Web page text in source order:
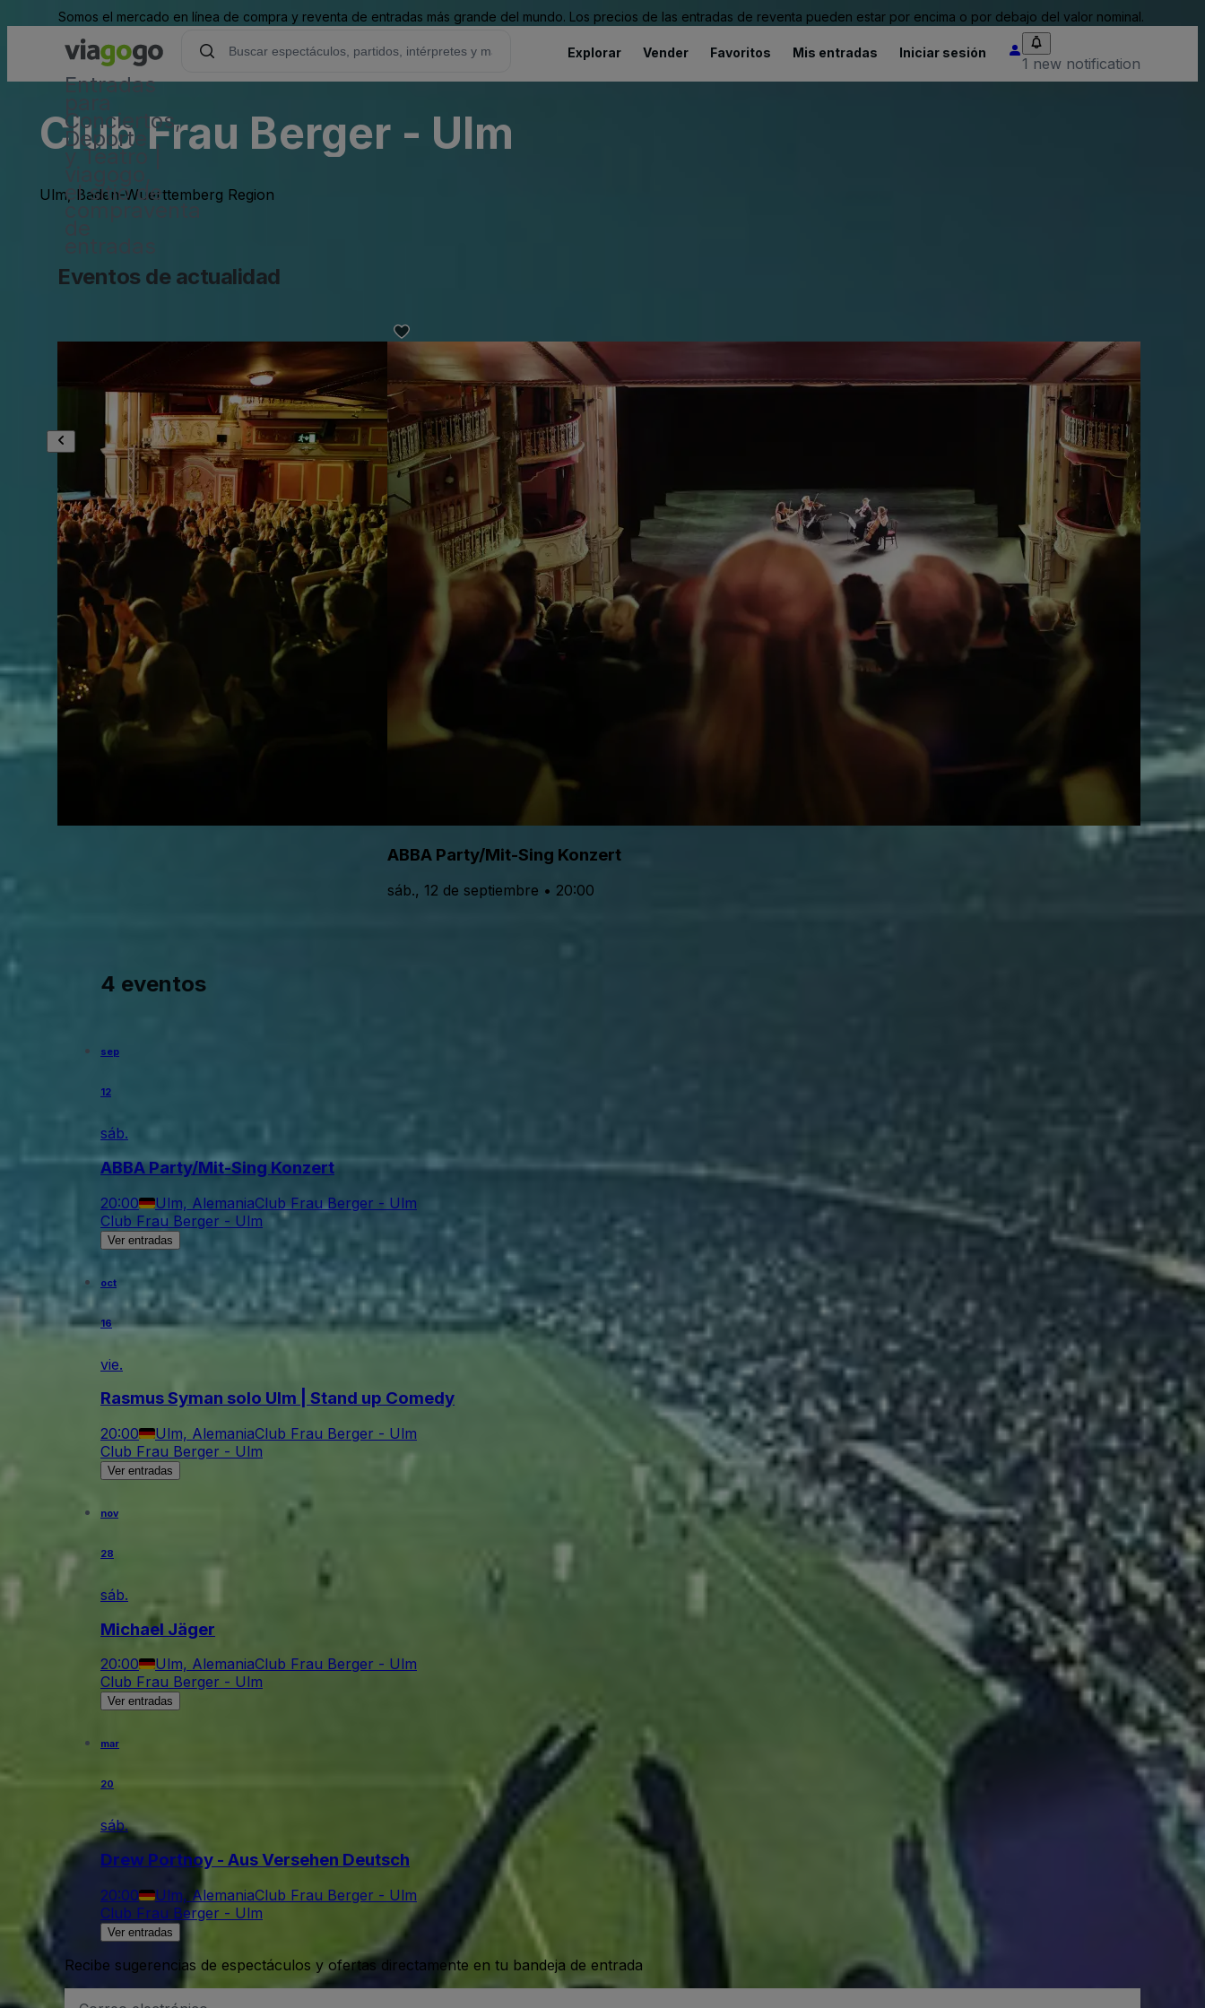
Somos el mercado en línea de compra y reventa de entradas más grande del mundo. Los precios de las entradas de reventa pueden estar por encima o por debajo del valor nominal.
Entradas
Conciertos,
Deporte
y Teatro |
el sitio de
compraventa
Explorar Vender Favoritos Mis entradas Iniciar sesión
1 new notification
Club Frau Berger - Ulm
Ulm, Baden-Wuerttemberg Region
Eventos de actualidad
ABBA Party/Mit-Sing Konzert
sáb., 12 de septiembre • 20:00
4 eventos
sep
12
sáb.
ABBA Party/Mit-Sing Konzert
20:00 Ulm, AlemaniaClub Frau Berger - Ulm
Club Frau Berger - Ulm
Ver entradas
oct
16
vie.
Rasmus Syman solo Ulm | Stand up Comedy
20:00 Ulm, AlemaniaClub Frau Berger - Ulm
Club Frau Berger - Ulm
Ver entradas
nov
28
sáb.
Michael Jäger
20:00 Ulm, AlemaniaClub Frau Berger - Ulm
Club Frau Berger - Ulm
Ver entradas
mar
20
sáb.
Drew Portnoy - Aus Versehen Deutsch
20:00 Ulm, AlemaniaClub Frau Berger - Ulm
Club Frau Berger - Ulm
Ver entradas
Recibe sugerencias de espectáculos y ofertas directamente en tu bandeja de entrada